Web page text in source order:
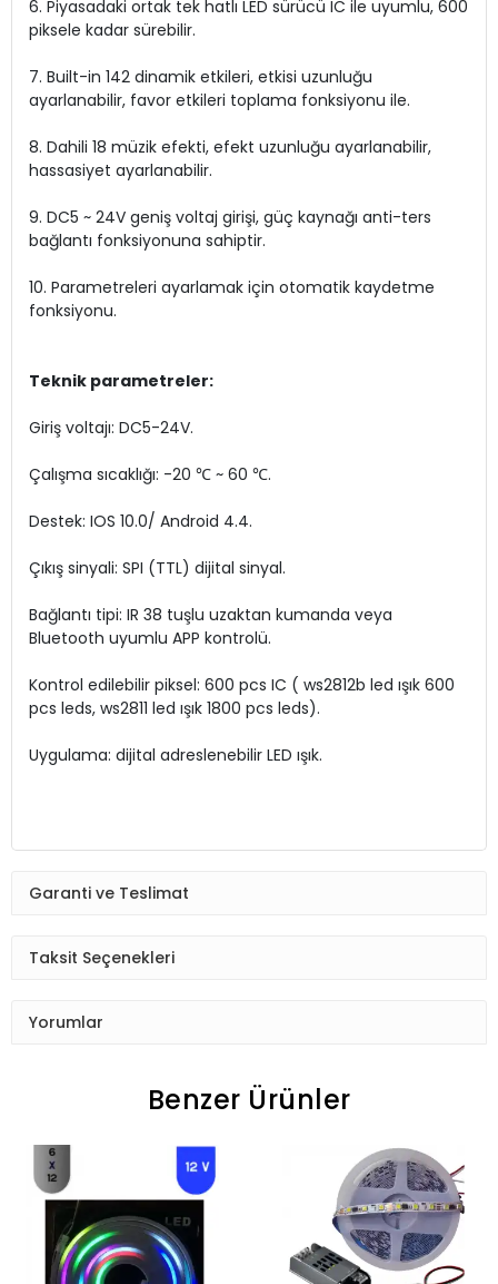
6. Piyasadaki ortak tek hatlı LED sürücü IC ile uyumlu, 600
piksele kadar sürebilir.
7. Built-in 142 dinamik etkileri, etkisi uzunluğu
ayarlanabilir, favor etkileri toplama fonksiyonu ile.
8. Dahili 18 müzik efekti, efekt uzunluğu ayarlanabilir,
hassasiyet ayarlanabilir.
9. DC5 ~ 24V geniş voltaj girişi, güç kaynağı anti-ters
bağlantı fonksiyonuna sahiptir.
10. Parametreleri ayarlamak için otomatik kaydetme
fonksiyonu.
Teknik parametreler:
Giriş voltajı: DC5-24V.
Çalışma sıcaklığı: -20 ℃ ~ 60 ℃.
Destek: IOS 10.0/ Android 4.4.
Çıkış sinyali: SPI (TTL) dijital sinyal.
Bağlantı tipi: IR 38 tuşlu uzaktan kumanda veya
Bluetooth uyumlu APP kontrolü.
Kontrol edilebilir piksel: 600 pcs IC ( ws2812b led ışık 600
pcs leds, ws2811 led ışık 1800 pcs leds).
Uygulama: dijital adreslenebilir LED ışık.
Garanti ve Teslimat
Taksit Seçenekleri
Yorumlar
Benzer Ürünler